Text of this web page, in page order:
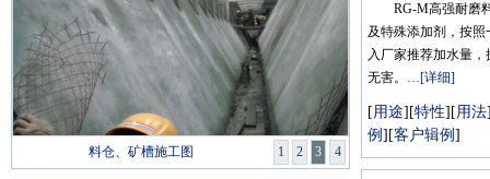
料仓、矿槽施工图 1 2 3 4
RG-M高强耐磨
及特殊添加剂，按
入厂家推荐加水量
无害。 …[详细]
[用途][特性][用法
例 ][客户辑例 ]